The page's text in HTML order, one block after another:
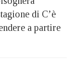
di C’è
a partire